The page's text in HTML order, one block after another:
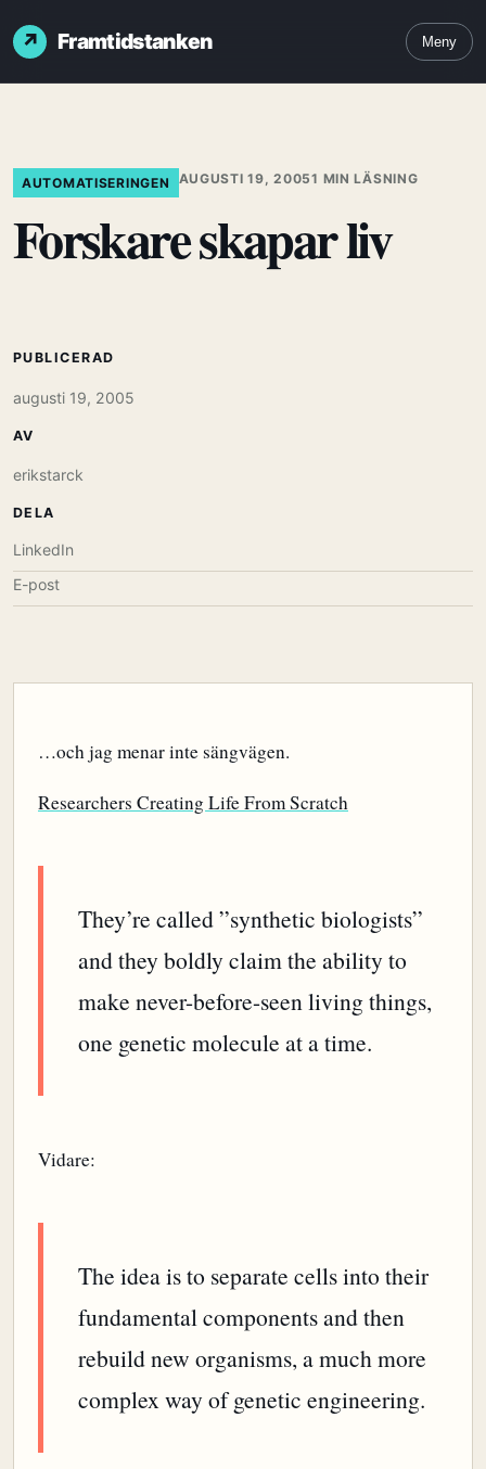
Framtidstanken Meny
AUTOMATISERINGEN AUGUSTI 19, 20051 MIN LÄSNING
Forskare skapar liv
…och jag menar inte sängvägen.
Researchers Creating Life From Scratch
They’re called ”synthetic biologists”
and they boldly claim the ability to
make never-before-seen living things,
one genetic molecule at a time.
Vidare:
The idea is to separate cells into their
fundamental components and then
rebuild new organisms, a much more
complex way of genetic engineering.
PUBLICERAD
augusti 19, 2005
AV
erikstarck
DELA
LinkedIn
E-post